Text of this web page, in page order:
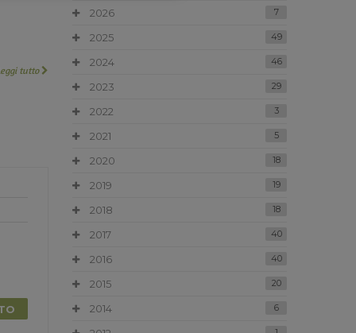
tutto
2026
7
2025 49
2024 46
2023 29
2022 3
2021 5
2020 18
2019 19
2018 18
2017 40
2016 40
2015 20
2014 6